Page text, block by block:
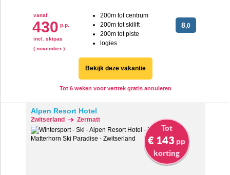
vanaf
430 p.p.
incl. skipas
( november )
200m tot centrum
200m tot skilift
200m tot piste
logies
8,0
Bekijk deze vakantie
Tot 6 weken voor vertrek gratis annuleren
Alpen Resort Hotel
Zwitserland Zermatt
Tot
€ 143 pp
korting